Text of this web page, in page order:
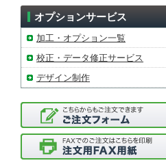
オプションサービス
加工・オプション一覧
校正・データ修正サービス
デザイン制作